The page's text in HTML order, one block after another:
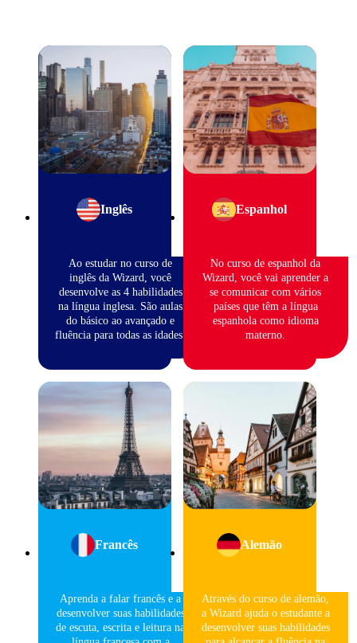
Inglês
Ao estudar no curso de
inglês da Wizard, você
desenvolve as 4 habilidades
na língua inglesa. São aulas
do básico ao avançado e
fluência para todas as idades.
Espanhol
No curso de espanhol da
Wizard, você vai aprender a
se comunicar com vários
países que têm a língua
espanhola como idioma
materno.
Francês
Aprenda a falar francês e a
desenvolver suas habilidades
de escuta, escrita e leitura na
Alemão
Através do curso de alemão,
a Wizard ajuda o estudante a
desenvolver suas habilidades